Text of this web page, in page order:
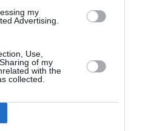
my
Advertising.
Use,
of my
with the
collected.
η χαρά για το γεγονός
εικονογράφος των
(εκδ. Αίσωπος), Τα κόκκινα
Μιρέιγ (εκδ. Κόκκινη
πρόσωπο του
από έντεκα
παρουσιάζονται στην
στο illustradays
συμβουλές με την